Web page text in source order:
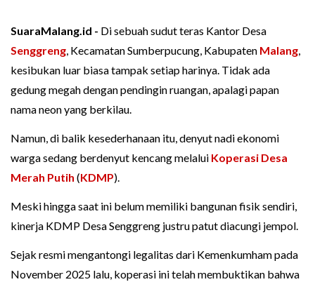
SuaraMalang.id - Di sebuah sudut teras Kantor Desa
Senggreng, Kecamatan Sumberpucung, Kabupaten Malang,
kesibukan luar biasa tampak setiap harinya. Tidak ada
gedung megah dengan pendingin ruangan, apalagi papan
nama neon yang berkilau.
Namun, di balik kesederhanaan itu, denyut nadi ekonomi
warga sedang berdenyut kencang melalui Koperasi Desa
Merah Putih (KDMP).
Meski hingga saat ini belum memiliki bangunan fisik sendiri,
kinerja KDMP Desa Senggreng justru patut diacungi jempol.
Sejak resmi mengantongi legalitas dari Kemenkumham pada
November 2025 lalu, koperasi ini telah membuktikan bahwa